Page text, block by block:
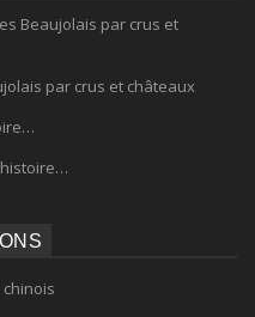
Beaujolais par crus et
par crus et châteaux
histoire…